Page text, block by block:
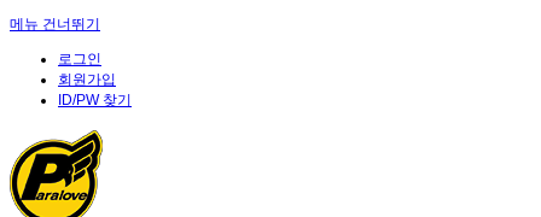
메뉴 건너뛰기
로그인
회원가입
ID/PW 찾기